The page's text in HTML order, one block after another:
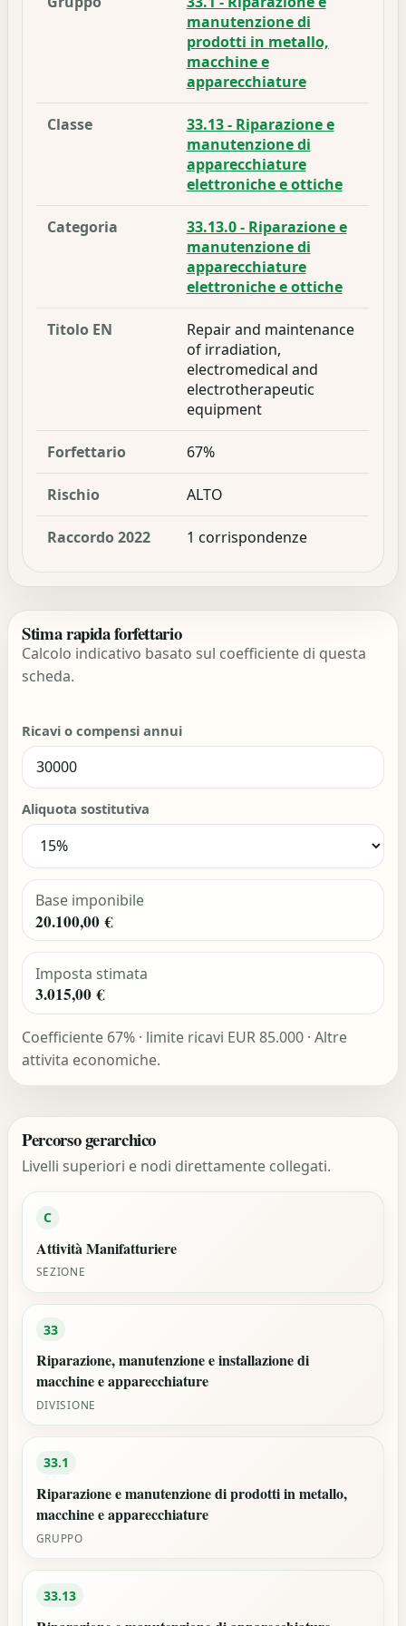
manutenzione di
prodotti in metallo,
macchine e
apparecchiature
Classe
33.13 - Riparazione e
manutenzione di
apparecchiature
elettroniche e ottiche
Categoria
33.13.0 - Riparazione e
manutenzione di
apparecchiature
elettroniche e ottiche
Titolo EN
Repair and maintenance
of irradiation,
electromedical and
electrotherapeutic
equipment
Forfettario 67%
Rischio ALTO
Raccordo 2022 1 corrispondenze
Stima rapida forfettario
Calcolo indicativo basato sul coefficiente di questa
scheda.
Ricavi o compensi annui
Aliquota sostitutiva
Base imponibile
20.100,00 €
Imposta stimata
3.015,00 €
Coefficiente 67% · limite ricavi EUR 85.000 · Altre
attivita economiche.
Percorso gerarchico
Livelli superiori e nodi direttamente collegati.
C
Attività Manifatturiere
SEZIONE
33
Riparazione, manutenzione e installazione di
macchine e apparecchiature
DIVISIONE
33.1
Riparazione e manutenzione di prodotti in metallo,
macchine e apparecchiature
GRUPPO
33.13